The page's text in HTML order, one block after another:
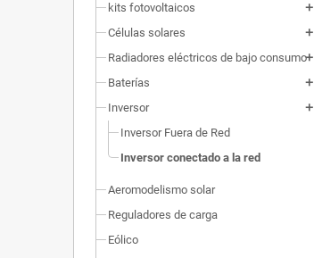
kits fotovoltaicos add
Células solares add
Radiadores eléctricos de bajo consumoadd
Baterías add
Inversor add
Inversor Fuera de Red
Inversor conectado a la red
Aeromodelismo solar
Reguladores de carga
Eólico